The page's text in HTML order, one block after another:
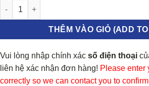
PÍT TÔNG PHANH DAEWOO MAGNUS
THÊM VÀO GIỎ (ADD
Vui lòng nhập chính xác số điện thoại
liên hệ xác nhận đơn hàng! Please enter
correctly so we can contact you to